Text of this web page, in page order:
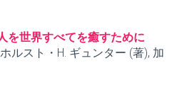
を世界すべてを癒すために
ルスト・H. ギュンター (著), 加